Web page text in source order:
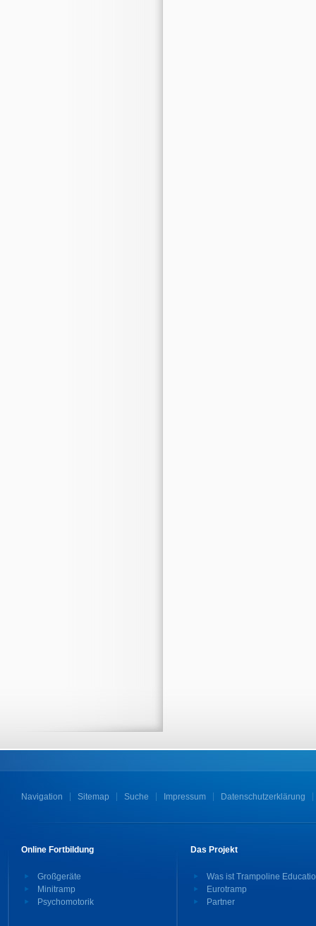
Navigation Sitemap Suche Impressum Datenschutzerklärung
Online Fortbildung
Großgeräte
Minitramp
Psychomotorik
Das Projekt
Was ist Trampoline
Eurotramp
Partner